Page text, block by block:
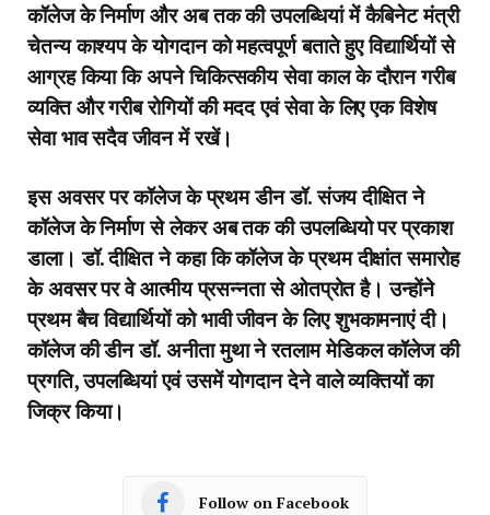
कॉलेज के निर्माण और अब तक की उपलब्धियां में कैबिनेट मंत्री
चेतन्य काश्यप के योगदान को महत्वपूर्ण बताते हुए विद्यार्थियों से
आग्रह किया कि अपने चिकित्सकीय सेवा काल के दौरान गरीब
व्यक्ति और गरीब रोगियों की मदद एवं सेवा के लिए एक विशेष
सेवा भाव सदैव जीवन में रखें।
इस अवसर पर कॉलेज के प्रथम डीन डॉ. संजय दीक्षित ने
कॉलेज के निर्माण से लेकर अब तक की उपलब्धियो पर प्रकाश
डाला। डॉ. दीक्षित ने कहा कि कॉलेज के प्रथम दीक्षांत समारोह
के अवसर पर वे आत्मीय प्रसन्नता से ओतप्रोत है। उन्होंने
प्रथम बैच विद्यार्थियों को भावी जीवन के लिए शुभकामनाएं दी।
कॉलेज की डीन डॉ. अनीता मुथा ने रतलाम मेडिकल कॉलेज की
प्रगति, उपलब्धियां एवं उसमें योगदान देने वाले व्यक्तियों का
जिक्र किया।
Follow on Facebook